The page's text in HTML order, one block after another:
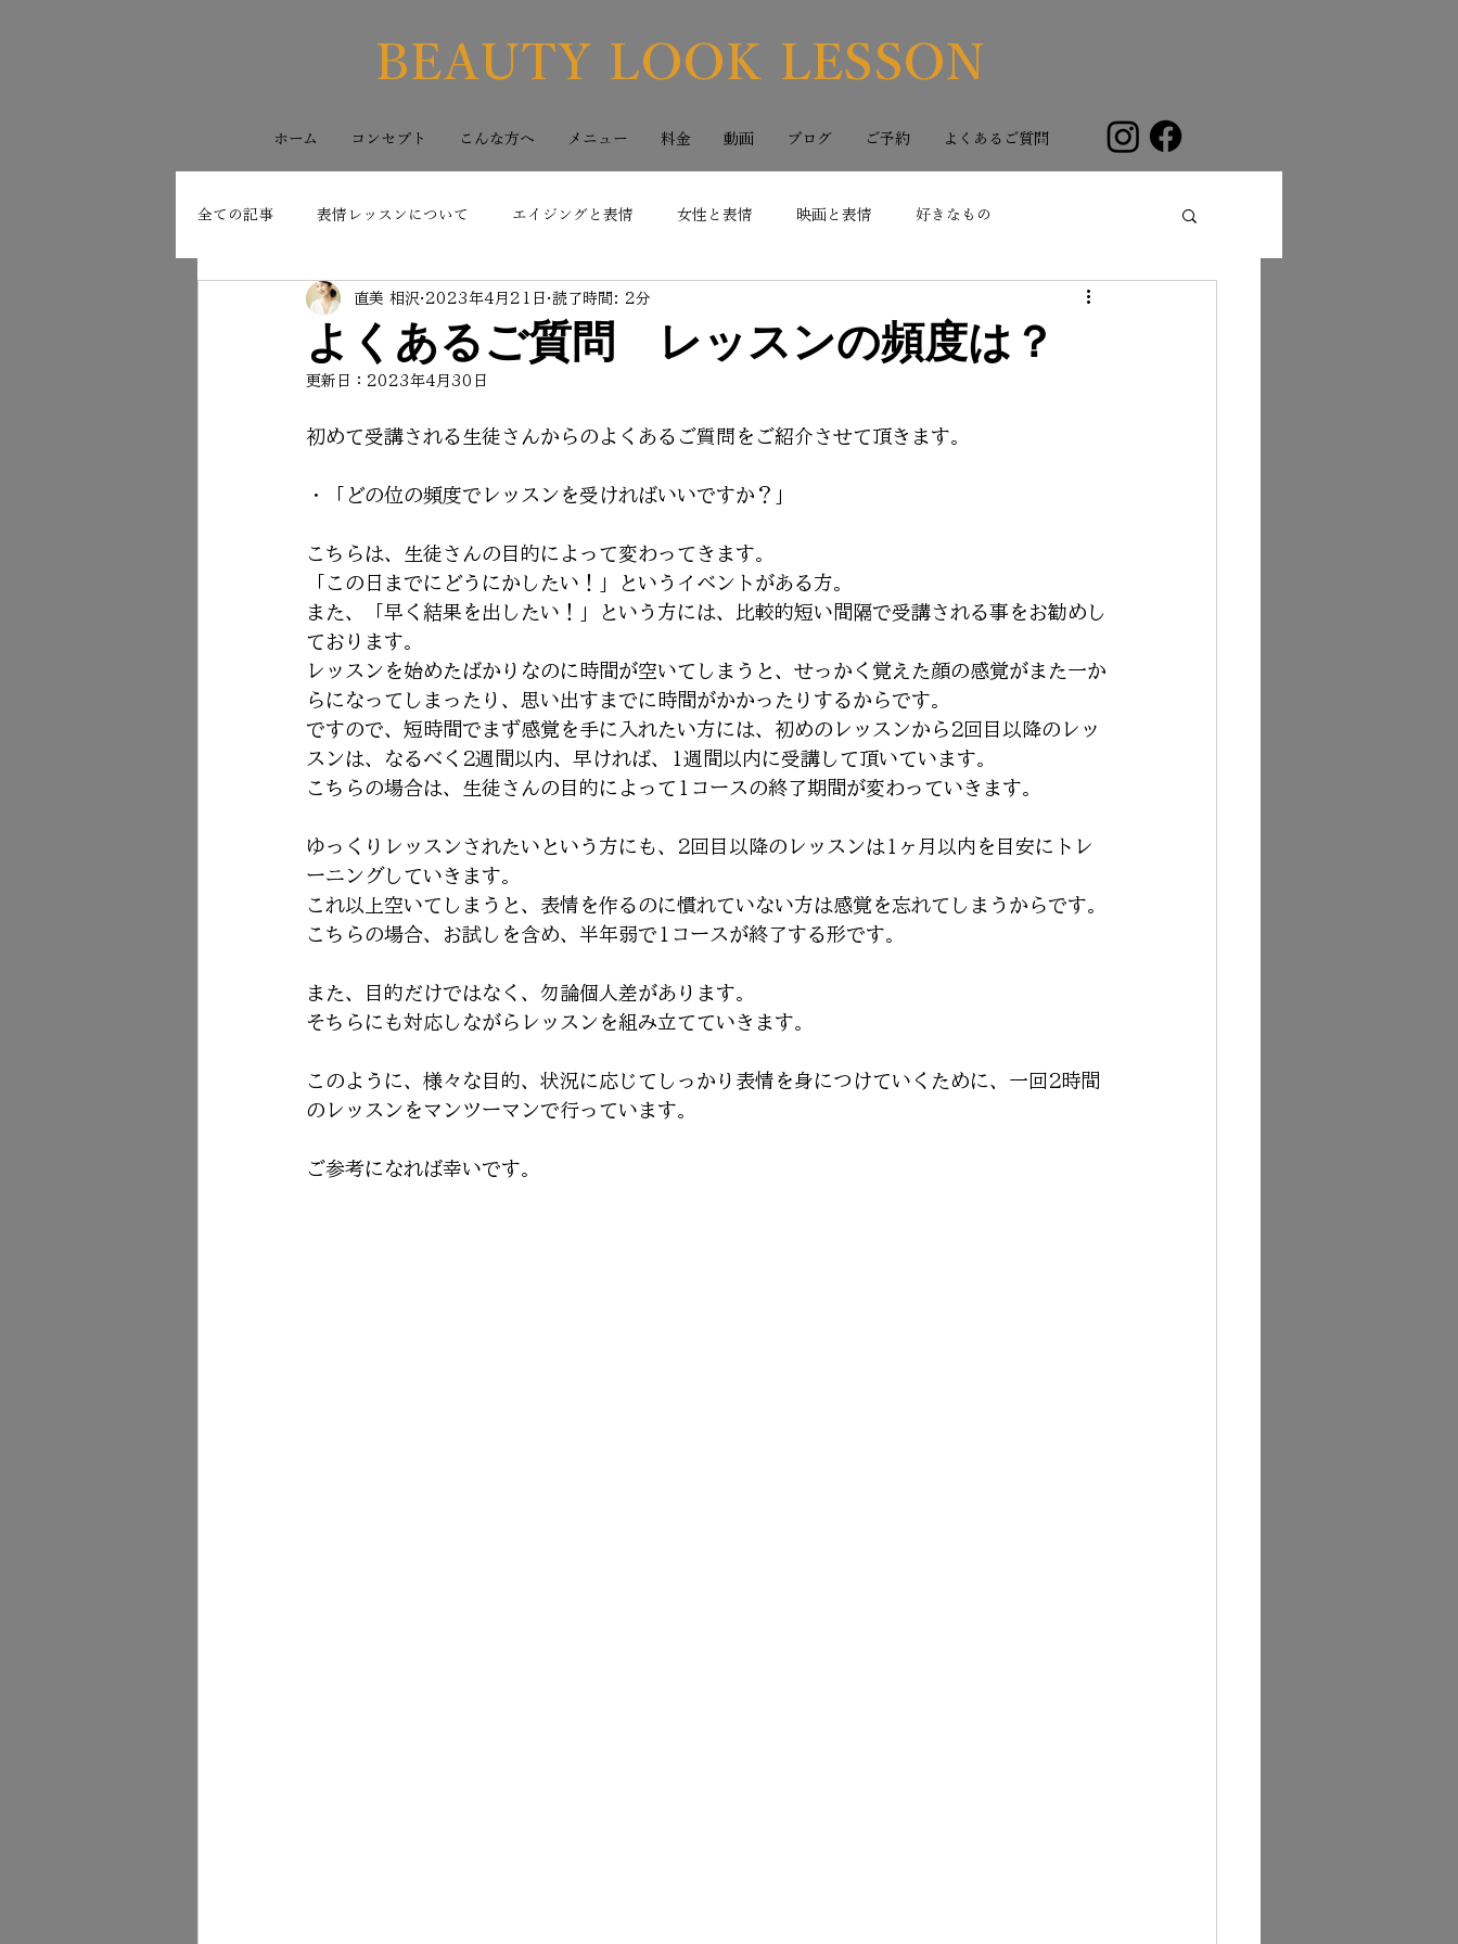
BEAUTY LOOK LESSON
ホーム コンセプト こんな方へ メニュー 料金 動画 ブログ ご予約 よくあるご質問
全ての記事 表情レッスンについて エイジングと表情 女性と表情 映画と表情 好きなもの
よくあるご質問 レッスンの頻度は？
直美 相沢 2023年4月21日 読了時間: 2分
更新日： 2023年4月30日
初めて受講される生徒さんからのよくあるご質問をご紹介させて頂きます。
・「どの位の頻度でレッスンを受ければいいですか？」
こちらは、生徒さんの目的によって変わってきます。
「この日までにどうにかしたい！」というイベントがある方。
また、「早く結果を出したい！」という方には、比較的短い間隔で受講される事をお勧めし
ております。
レッスンを始めたばかりなのに時間が空いてしまうと、せっかく覚えた顔の感覚がまた一か
らになってしまったり、思い出すまでに時間がかかったりするからです。
ですので、短時間でまず感覚を手に入れたい方には、初めのレッスンから2回目以降のレッ
スンは、なるべく2週間以内、早ければ、1週間以内に受講して頂いています。
こちらの場合は、生徒さんの目的によって1コースの終了期間が変わっていきます。
ゆっくりレッスンされたいという方にも、2回目以降のレッスンは1ヶ月以内を目安にトレ
ーニングしていきます。
これ以上空いてしまうと、表情を作るのに慣れていない方は感覚を忘れてしまうからです。
こちらの場合、お試しを含め、半年弱で1コースが終了する形です。
また、目的だけではなく、勿論個人差があります。
そちらにも対応しながらレッスンを組み立てていきます。
このように、様々な目的、状況に応じてしっかり表情を身につけていくために、一回2時間
のレッスンをマンツーマンで行っています。
ご参考になれば幸いです。